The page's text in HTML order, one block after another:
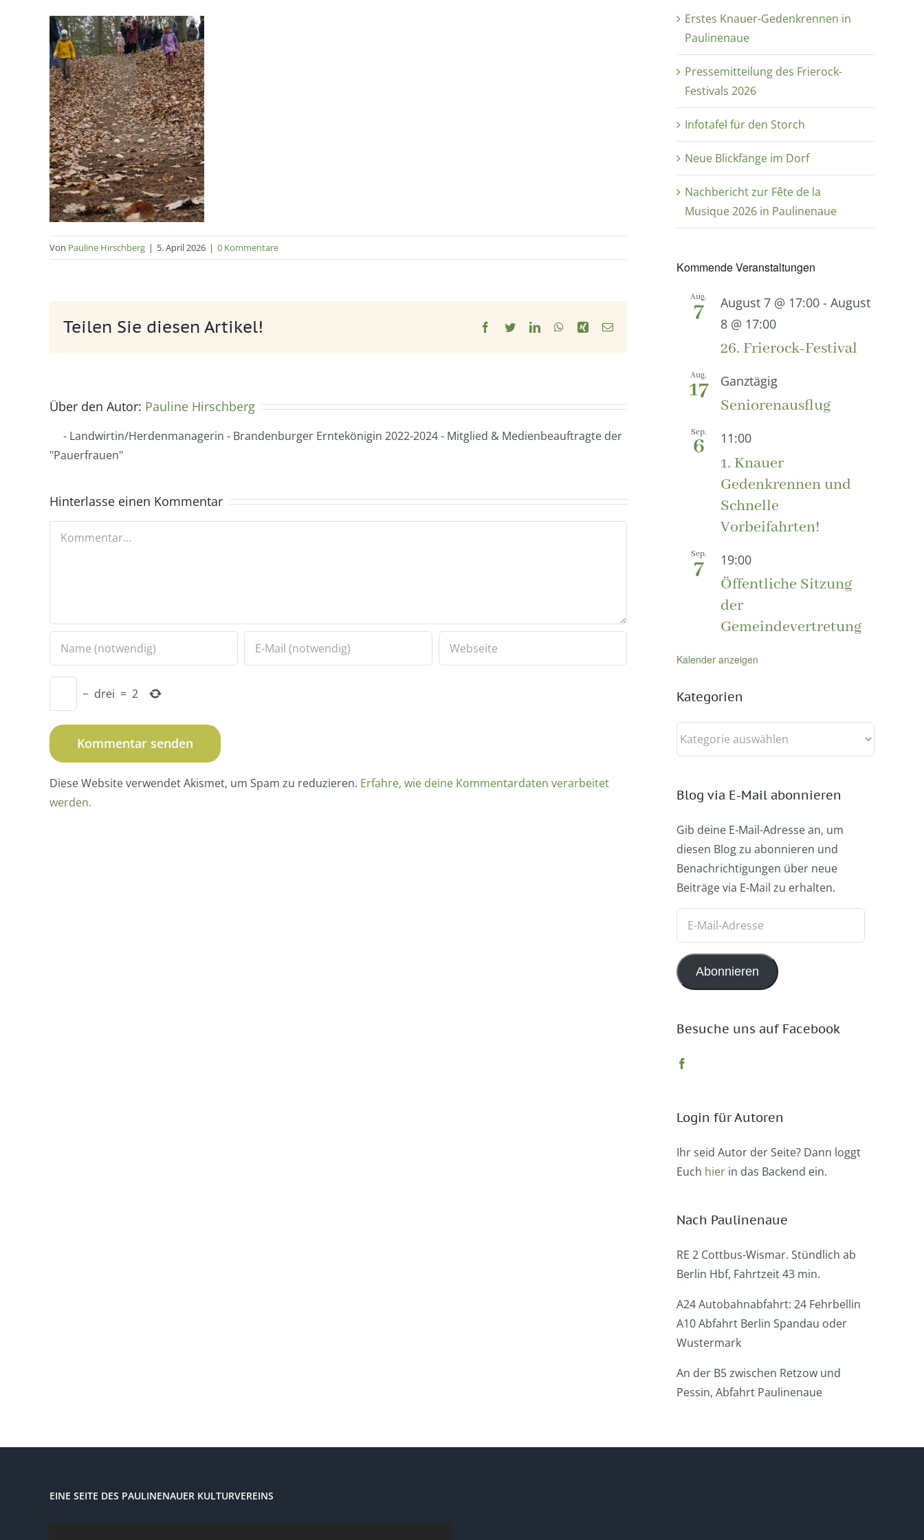
Von Pauline Hirschberg | 5. April 2026 | 0 Kommentare
Teilen Sie diesen Artikel! Facebook
TwitterLinkedInWhatsApp
Xing E-
Über den Autor: Pauline Hirschberg
- Landwirtin/Herdenmanagerin - Brandenburger Erntekönigin 2022-2024 - Mitglied & Medienbeauftragte der
"Pauerfrauen"
Hinterlasse einen Kommentar
Kommentar
− drei = 2
Diese Website verwendet Akismet, um Spam zu reduzieren. Erfahre, wie deine Kommentardaten verarbeitet
werden.
Erstes Knauer-Gedenkrennen in
Paulinenaue
Pressemitteilung des Frierock-
Festivals 2026
Infotafel für den Storch
Neue Blickfänge im Dorf
Nachbericht zur Fête de la
Musique 2026 in Paulinenaue
Kommende Veranstaltungen
Aug.
7 August 7 @ 17:00 - August
8 @ 17:00
26. Frierock-Festival
Aug.
17 Ganztägig
Seniorenausflug
Sep.
6 11:00
1. Knauer
Gedenkrennen und
Schnelle
Vorbeifahrten!
Sep.
7 19:00
Öffentliche Sitzung
der
Gemeindevertretung
Kalender anzeigen
Kategorien
Kategorien
Blog via E-Mail abonnieren
Gib deine E-Mail-Adresse an, um
diesen Blog zu abonnieren und
Benachrichtigungen über neue
Beiträge via E-Mail zu erhalten.
Adresse
Abonnieren
Besuche uns auf Facebook
Login für Autoren
Ihr seid Autor der Seite? Dann loggt
Euch hier in das Backend ein.
Nach Paulinenaue
RE 2 Cottbus-Wismar. Stündlich ab
Berlin Hbf, Fahrtzeit 43 min.
A24 Autobahnabfahrt: 24 Fehrbellin
A10 Abfahrt Berlin Spandau oder
Wustermark
An der B5 zwischen Retzow und
Pessin, Abfahrt Paulinenaue
EINE SEITE DES PAULINENAUER KULTURVEREINS